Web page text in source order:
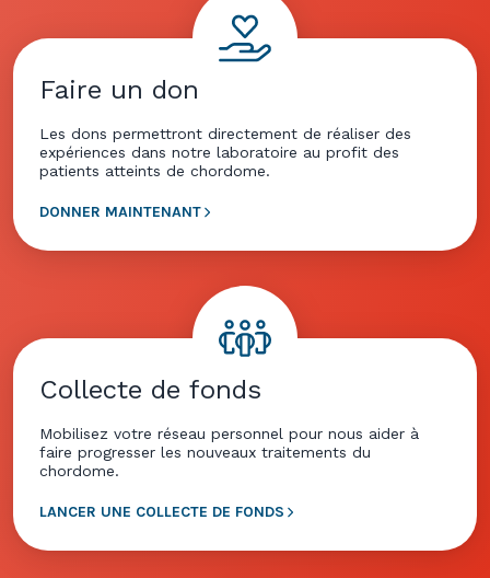
Faire un don
Les dons permettront directement de réaliser des
expériences dans notre laboratoire au profit des
patients atteints de chordome.
DONNER MAINTENANT
Collecte de fonds
Mobilisez votre réseau personnel pour nous aider à
faire progresser les nouveaux traitements du
chordome.
LANCER UNE COLLECTE DE FONDS